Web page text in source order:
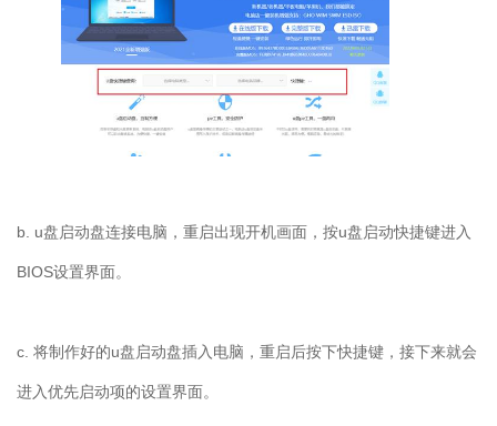
b. u盘启动盘连接电脑，重启出现开机画面，按u盘启动快捷键进入
BIOS设置界面。
c. 将制作好的u盘启动盘插入电脑，重启后按下快捷键，接下来就会
进入优先启动项的设置界面。